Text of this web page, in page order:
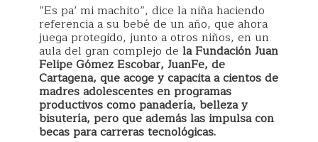
“Es pa’ mi machito”, dice la niña haciendo
referencia a su bebé de un año, que ahora
juega protegido, junto a otros niños, en un
aula del gran complejo de la Fundación Juan
Felipe Gómez Escobar, JuanFe, de
Cartagena, que acoge y capacita a cientos de
madres adolescentes en programas
productivos como panadería, belleza y
bisutería, pero que además las impulsa con
becas para carreras tecnológicas.